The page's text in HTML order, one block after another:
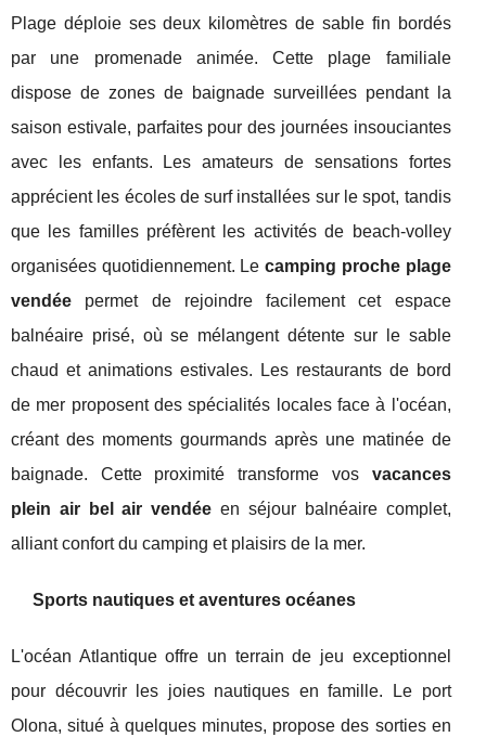
Plage déploie ses deux kilomètres de sable fin bordés
par une promenade animée. Cette plage familiale
dispose de zones de baignade surveillées pendant la
saison estivale, parfaites pour des journées insouciantes
avec les enfants. Les amateurs de sensations fortes
apprécient les écoles de surf installées sur le spot, tandis
que les familles préfèrent les activités de beach-volley
organisées quotidiennement. Lecamping proche plage
vendée permet de rejoindre facilement cet espace
balnéaire prisé, où se mélangent détente sur le sable
chaud et animations estivales. Les restaurants de bord
de mer proposent des spécialités locales face à l'océan,
créant des moments gourmands après une matinée de
baignade. Cette proximité transforme vos vacances
plein air bel air vendée en séjour balnéaire complet,
alliant confort du camping et plaisirs de la mer.
Sports nautiques et aventures océanes
L'océan Atlantique offre un terrain de jeu exceptionnel
pour découvrir les joies nautiques en famille. Le port
Olona, situé à quelques minutes, propose des sorties en